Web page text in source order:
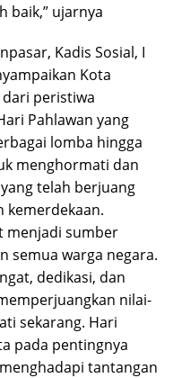
baik,” ujarnya
Kadis Sosial, I
Kota
peristiwa
Pahlawan yang
lomba hingga
menghormati dan
telah berjuang
kemerdekaan.
menjadi sumber
semua warga negara.
dedikasi, dan
nilai-
sekarang. Hari
pada pentingnya
tantangan